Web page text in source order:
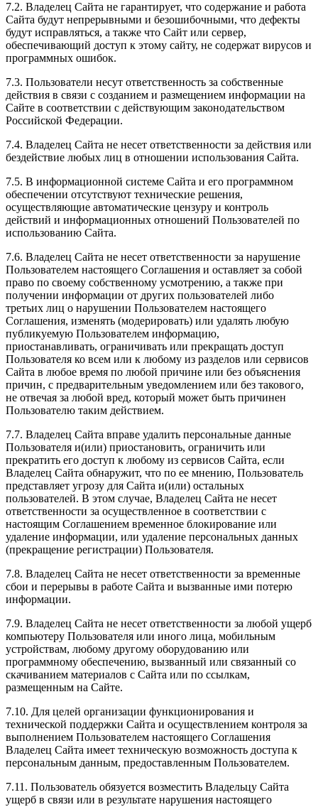
7.2. Владелец Сайта не гарантирует, что содержание и работа
Сайта будут непрерывными и безошибочными, что дефекты
будут исправляться, а также что Сайт или сервер,
обеспечивающий доступ к этому сайту, не содержат вирусов и
программных ошибок.
7.3. Пользователи несут ответственность за собственные
действия в связи с созданием и размещением информации на
Сайте в соответствии с действующим законодательством
Российской Федерации.
7.4. Владелец Сайта не несет ответственности за действия или
бездействие любых лиц в отношении использования Сайта.
7.5. В информационной системе Сайта и его программном
обеспечении отсутствуют технические решения,
осуществляющие автоматические цензуру и контроль
действий и информационных отношений Пользователей по
использованию Сайта.
7.6. Владелец Сайта не несет ответственности за нарушение
Пользователем настоящего Соглашения и оставляет за собой
право по своему собственному усмотрению, а также при
получении информации от других пользователей либо
третьих лиц о нарушении Пользователем настоящего
Соглашения, изменять (модерировать) или удалять любую
публикуемую Пользователем информацию,
приостанавливать, ограничивать или прекращать доступ
Пользователя ко всем или к любому из разделов или сервисов
Сайта в любое время по любой причине или без объяснения
причин, с предварительным уведомлением или без такового,
не отвечая за любой вред, который может быть причинен
Пользователю таким действием.
7.7. Владелец Сайта вправе удалить персональные данные
Пользователя и(или) приостановить, ограничить или
прекратить его доступ к любому из сервисов Сайта, если
Владелец Сайта обнаружит, что по ее мнению, Пользователь
представляет угрозу для Сайта и(или) остальных
пользователей. В этом случае, Владелец Сайта не несет
ответственности за осуществленное в соответствии с
настоящим Соглашением временное блокирование или
удаление информации, или удаление персональных данных
(прекращение регистрации) Пользователя.
7.8. Владелец Сайта не несет ответственности за временные
сбои и перерывы в работе Сайта и вызванные ими потерю
информации.
7.9. Владелец Сайта не несет ответственности за любой ущерб
компьютеру Пользователя или иного лица, мобильным
устройствам, любому другому оборудованию или
программному обеспечению, вызванный или связанный со
скачиванием материалов с Сайта или по ссылкам,
размещенным на Сайте.
7.10. Для целей организации функционирования и
технической поддержки Сайта и осуществлением контроля за
выполнением Пользователем настоящего Соглашения
Владелец Сайта имеет техническую возможность доступа к
персональным данным, предоставленным Пользователем.
7.11. Пользователь обязуется возместить Владельцу Сайта
ущерб в связи или в результате нарушения настоящего